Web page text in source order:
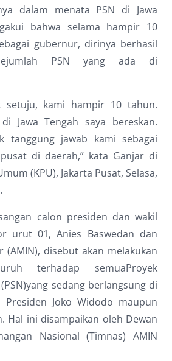
dalam menata PSN di Jawa
bahwa selama hampir 10
gubernur, dirinya berhasil
sejumlah PSN yang ada di
setuju, kami hampir 10 tahun.
di Jawa Tengah saya bereskan.
tanggung jawab kami sebagai
di daerah,” kata Ganjar di
(KPU), Jakarta Pusat, Selasa,
calon presiden dan wakil
urut 01, Anies Baswedan dan
(AMIN), disebut akan melakukan
terhadap semuaProyek
sedang berlangsung di
Joko Widodo maupun
Hal ini disampaikan oleh Dewan
Nasional (Timnas) AMIN